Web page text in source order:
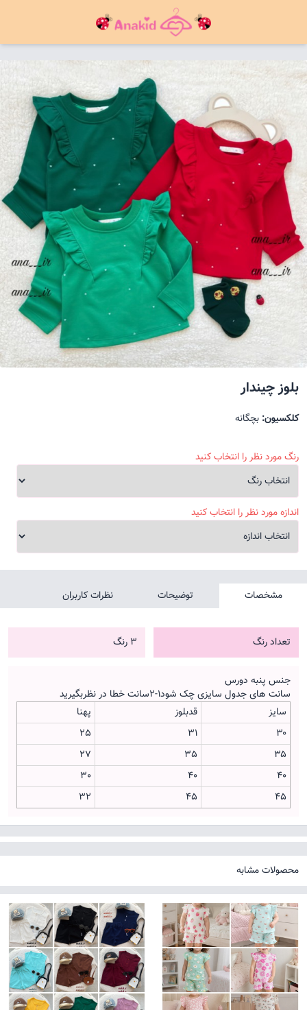
بلوز چیندار
کلکسیون: بچگانه
رنگ مورد نظر را انتخاب کنید
اندازه مورد نظر را انتخاب کنید
مشخصات توضیحات نظرات کاربران
تعداد رنگ 3 رنگ
جنس پنبه دورس
سانت های جدول سایزی چک شود۱-۲سانت خطا در نظربگیرید
سایز
قدبلوز
پهنا
۳۰
31
25
۳۵
35
27
۴۰
40
30
۴۵
45
32
محصولات مشابه